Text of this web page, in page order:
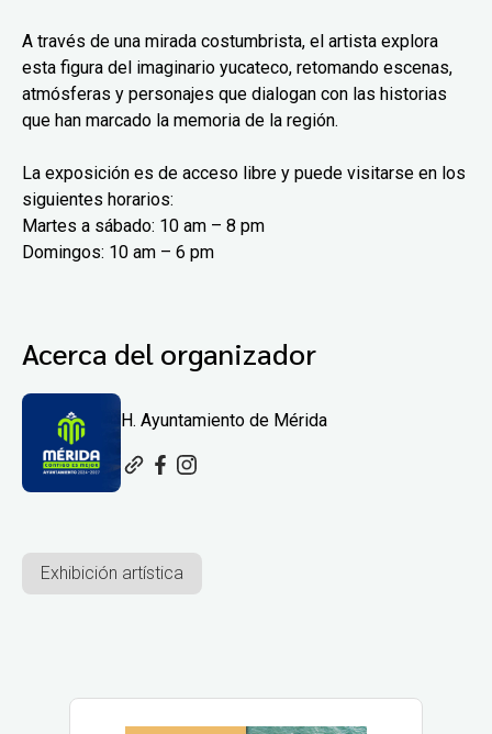
A través de una mirada costumbrista, el artista explora
esta figura del imaginario yucateco, retomando escenas,
atmósferas y personajes que dialogan con las historias
que han marcado la memoria de la región.
La exposición es de acceso libre y puede visitarse en los
siguientes horarios:
Martes a sábado: 10 am – 8 pm
Domingos: 10 am – 6 pm
Acerca del organizador
H. Ayuntamiento de Mérida
Exhibición artística